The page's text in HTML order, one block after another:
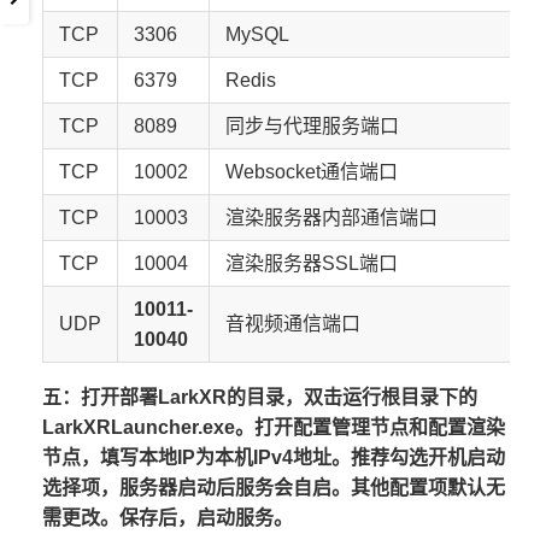
TCP 3306 MySQL
TCP 6379 Redis
TCP 8089 同步与代理服务端口
TCP 10002 Websocket通信端口
TCP 10003 渲染服务器内部通信端口
TCP 10004 渲染服务器SSL端口
UDP
10011-
10040
音视频通信端口
五：打开部署LarkXR的目录，双击运行根目录下的
LarkXRLauncher.exe。打开配置管理节点和配置渲染
节点，填写本地IP为本机IPv4地址。推荐勾选开机启动
选择项，服务器启动后服务会自启。其他配置项默认无
需更改。保存后，启动服务。